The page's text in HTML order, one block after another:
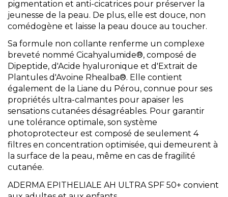
pigmentation et anti-cicatrices pour préserver la
jeunesse de la peau. De plus, elle est douce, non
comédogène et laisse la peau douce au toucher.
Sa formule non collante renferme un complexe
breveté nommé Cicahyalumide®, composé de
Dipeptide, d'Acide hyaluronique et d'Extrait de
Plantules d'Avoine Rhealba®. Elle contient
également de la Liane du Pérou, connue pour ses
propriétés ultra-calmantes pour apaiser les
sensations cutanées désagréables. Pour garantir
une tolérance optimale, son système
photoprotecteur est composé de seulement 4
filtres en concentration optimisée, qui demeurent à
la surface de la peau, même en cas de fragilité
cutanée.
ADERMA EPITHELIALE AH ULTRA SPF 50+ convient